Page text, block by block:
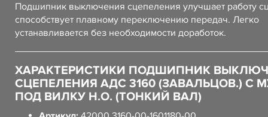
Подшипник выключения сцепеления улучшает работу
способствует плавному переключению передач. Легко
устанавливается без необходимости доработок.
ХАРАКТЕРИСТИКИ ПОДШИПНИК
СЦЕПЕЛЕНИЯ АДС 3160 (ЗАВАЛЬЦОВ.) С
ПОД ВИЛКУ Н.О. (ТОНКИЙ ВАЛ)